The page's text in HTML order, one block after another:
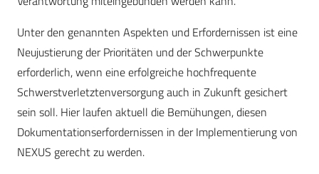
Unter den genannten Aspekten und Erfordernissen ist eine
Neujustierung der Prioritäten und der Schwerpunkte
erforderlich, wenn eine erfolgreiche hochfrequente
Schwerstverletztenversorgung auch in Zukunft gesichert
sein soll. Hier laufen aktuell die Bemühungen, diesen
Dokumentationserfordernissen in der Implementierung von
NEXUS gerecht zu werden.